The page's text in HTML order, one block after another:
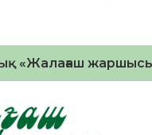
«Жалағаш